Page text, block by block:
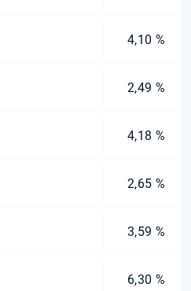
4,10 %
2,49 %
4,18 %
2,65 %
3,59 %
6,30 %